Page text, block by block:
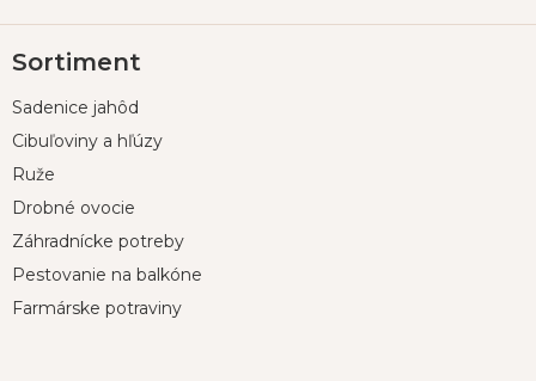
á
ä
Sortiment
Sadenice jahôd
Cibuľoviny a hľúzy
Ruže
Drobné ovocie
Záhradnícke potreby
Pestovanie na balkóne
Farmárske potraviny